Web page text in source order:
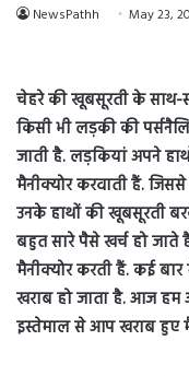
NewsPathh May 23,
चेहरे की खूबसूरती के साथ-
किसी भी लड़की की
जाती है. लड़कियां अपने
मैनीक्योर करवाती हैं.
उनके हाथों की खूबसूरती
बहुत सारे पैसे खर्च हो जाते
मैनीक्योर करती हैं. कई
खराब हो जाता है. आज
इस्तेमाल से आप खराब हुए